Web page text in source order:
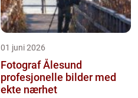
01 juni 2026
Fotograf Ålesund
profesjonelle bilder med
ekte nærhet